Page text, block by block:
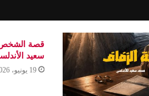
قصة الشخص
سعيد
19 يونيو، 2026